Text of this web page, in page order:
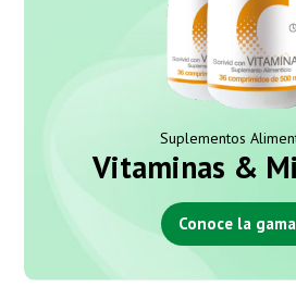
Suplementos
Vitaminas &
Conoce la gama